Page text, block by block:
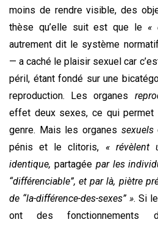
moins de rendre visible, des
thèse qu’elle suit est que le «
autrement dit le système
— a caché le plaisir sexuel car
péril, étant fondé sur une
reproduction. Les organes
effet deux sexes, ce qui permet
genre. Mais les organes sexuels
pénis et le clitoris, « révèlent
identique, partagéepar les
“différenciable”, et par là, piètre
de “la-différence-des-sexes” ». Si
ont des fonctionnements